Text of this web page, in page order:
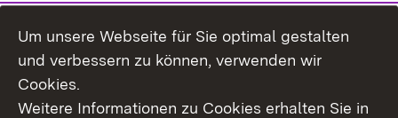
Um unsere Webseite für Sie optimal gestalten
und verbessern zu können, verwenden wir
Cookies.
Weitere Informationen zu Cookies erhalten Sie in